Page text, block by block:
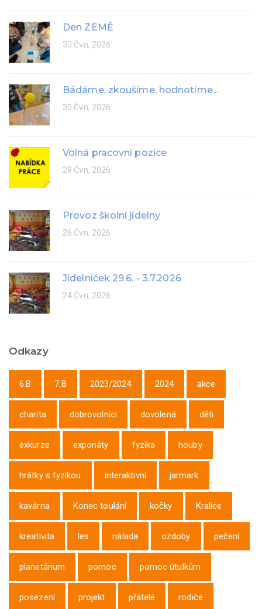
Den ZEMĚ
30 Čvn, 2026
Bádáme, zkoušíme, hodnotíme...
30 Čvn, 2026
Volná pracovní pozice
28 Čvn, 2026
Provoz školní jídelny
26 Čvn, 2026
Jídelníček 29.6. - 3.7.2026
24 Čvn, 2026
Odkazy
6.B 7.B 2023/2024 2024 akce
charita dobrovolníci dovolená děti
exkurze exponáty fyzika houby
hrátky s fyzikou interaktivní jarmark
kavárna Konec toulání kočky Kralice
kreativita les nálada ozdoby pečení
planetárium pomoc pomoc útulkům
posezení projekt přátelé rodiče